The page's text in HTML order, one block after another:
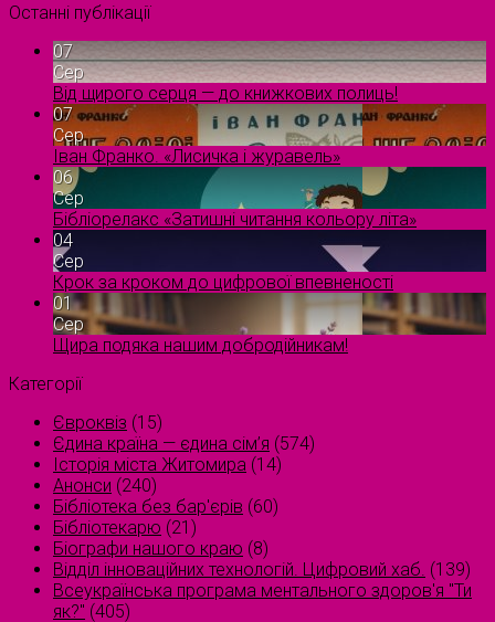
Останні публікації
07
Сер
Від щирого серця — до книжкових полиць!
07
Сер
Іван Франко. «Лисичка і журавель»
06
Сер
Бібліорелакс «Затишні читання кольору літа»
04
Сер
Крок за кроком до цифрової впевненості
01
Сер
Щира подяка нашим добродійникам!
Категорії
Євроквіз (15)
Єдина країна — єдина сім’я (574)
Історія міста Житомира (14)
Анонси (240)
Бібліотека без бар'єрів (60)
Бібліотекарю (21)
Біографи нашого краю (8)
Відділ інноваційних технологій. Цифровий хаб. (139)
Всеукраїнська програма ментального здоров'я "Ти
як?" (405)